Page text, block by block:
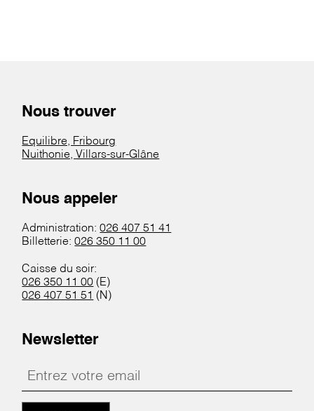
Nous trouver
Equilibre, Fribourg
Nuithonie, Villars-sur-Glâne
Nous appeler
Administration:026 407 51 41
Billetterie:026 350 11 00
Caisse du soir:
026 350 11 00 (E)
026 407 51 51 (N)
Newsletter